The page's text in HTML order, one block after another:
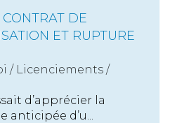
DE
ET RUPTURE
/ Licenciements /
d’apprécier la
anticipée d’u...